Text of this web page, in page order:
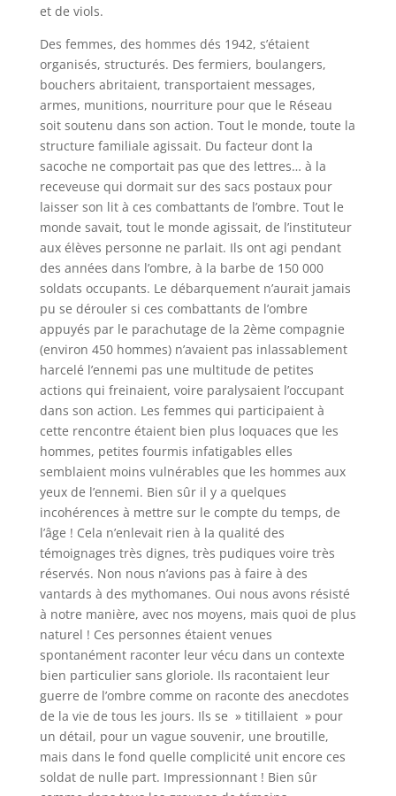
et de viols.
Des femmes, des hommes dés 1942, s’étaient
organisés, structurés. Des fermiers, boulangers,
bouchers abritaient, transportaient messages,
armes, munitions, nourriture pour que le Réseau
soit soutenu dans son action. Tout le monde, toute la
structure familiale agissait. Du facteur dont la
sacoche ne comportait pas que des lettres… à la
receveuse qui dormait sur des sacs postaux pour
laisser son lit à ces combattants de l’ombre. Tout le
monde savait, tout le monde agissait, de l’instituteur
aux élèves personne ne parlait. Ils ont agi pendant
des années dans l’ombre, à la barbe de 150 000
soldats occupants. Le débarquement n’aurait jamais
pu se dérouler si ces combattants de l’ombre
appuyés par le parachutage de la 2ème compagnie
(environ 450 hommes) n’avaient pas inlassablement
harcelé l’ennemi pas une multitude de petites
actions qui freinaient, voire paralysaient l’occupant
dans son action. Les femmes qui participaient à
cette rencontre étaient bien plus loquaces que les
hommes, petites fourmis infatigables elles
semblaient moins vulnérables que les hommes aux
yeux de l’ennemi. Bien sûr il y a quelques
incohérences à mettre sur le compte du temps, de
l’âge ! Cela n’enlevait rien à la qualité des
témoignages très dignes, très pudiques voire très
réservés. Non nous n’avions pas à faire à des
vantards à des mythomanes. Oui nous avons résisté
à notre manière, avec nos moyens, mais quoi de plus
naturel ! Ces personnes étaient venues
spontanément raconter leur vécu dans un contexte
bien particulier sans gloriole. Ils racontaient leur
guerre de l’ombre comme on raconte des anecdotes
de la vie de tous les jours. Ils se » titillaient » pour
un détail, pour un vague souvenir, une broutille,
mais dans le fond quelle complicité unit encore ces
soldat de nulle part. Impressionnant ! Bien sûr